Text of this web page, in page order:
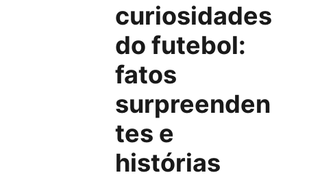
curiosidades
do futebol:
fatos
surpreenden
tes e
histórias